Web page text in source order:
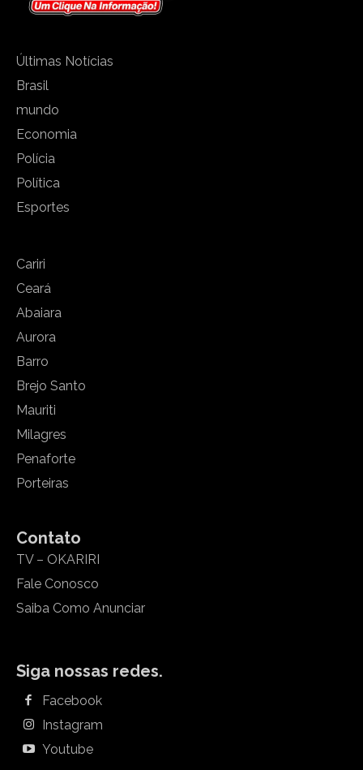
Últimas Notícias
Brasil
mundo
Economia
Polícia
Política
Esportes
Cariri
Ceará
Abaiara
Aurora
Barro
Brejo Santo
Mauriti
Milagres
Penaforte
Porteiras
Contato
TV – OKARIRI
Fale Conosco
Saiba Como Anunciar
Siga nossas redes.
Facebook
Instagram
Youtube